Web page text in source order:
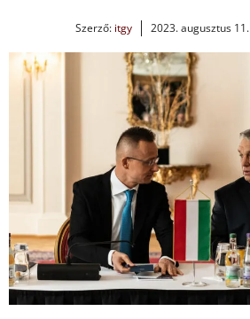
Szerző: itgy 2023. augusztus 11.